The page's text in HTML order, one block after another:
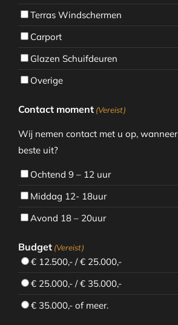
Terras Windschermen
Carport
Glazen Schuifdeuren
Overige
Contact moment (Vereist)
Wij nemen contact met u op,
beste uit?
Ochtend 9 – 12 uur
Middag 12- 18uur
Avond 18 – 20uur
Budget (Vereist)
€ 12.500,- / € 25.000,-
€ 25.000,- / € 35.000,-
€ 35.000,- of meer.